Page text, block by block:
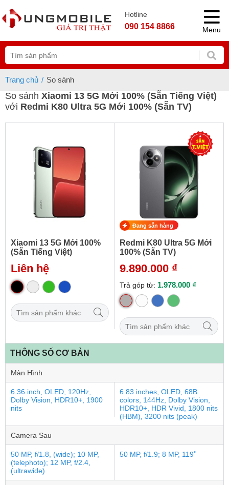
Hotline
090 154 8866 Menu
Trang chủ So sánh
So sánh Xiaomi 13 5G Mới 100% (Sẵn Tiếng Việt)
với Redmi K80 Ultra 5G Mới 100% (Sẵn TV)
Xiaomi 13 5G Mới 100%
(Sẵn Tiếng Việt)
Liên hệ
Redmi K80 Ultra 5G Mới
100% (Sẵn TV)
9.890.000 ₫
Trả góp từ: 1.978.000 ₫
Đang sẵn hàng
THÔNG SỐ CƠ BẢN
Màn Hình
6.36 inch, OLED, 120Hz,
Dolby Vision, HDR10+, 1900
nits
6.83 inches, OLED, 68B
colors, 144Hz, Dolby Vision,
HDR10+, HDR Vivid, 1800 nits
(HBM), 3200 nits (peak)
Camera Sau
50 MP, f/1.8, (wide); 10 MP,
(telephoto); 12 MP, f/2.4,
(ultrawide)
50 MP, f/1.9; 8 MP, 119˚